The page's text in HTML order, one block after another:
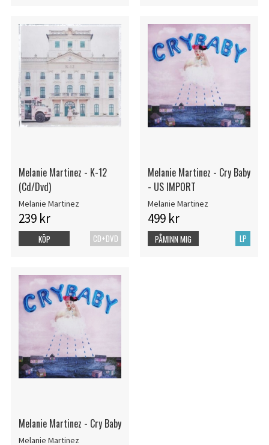
Melanie Martinez - K-12
(Cd/Dvd)
Melanie Martinez
239 kr
CD+DVD
KÖP
Melanie Martinez - Cry Baby
- US IMPORT
Melanie Martinez
499 kr
LP
PÅMINN MIG
Melanie Martinez - Cry Baby
Melanie Martinez